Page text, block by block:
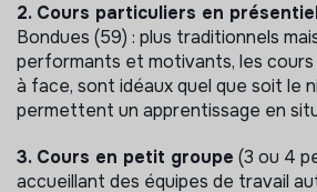
2. Cours particuliers en
Bondues (59) : plus traditionnels
performants et motivants, les cours
à face, sont idéaux quel que soit le
permettent un apprentissage en
3. Cours en petit groupe (3 ou 4
accueillant des équipes de travail